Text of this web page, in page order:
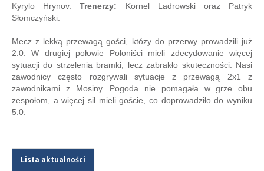
Kyrylo Hrynov.Trenerzy: Kornel Ladrowski oraz Patryk
Słomczyński.
Mecz z lekką przewagą gości, któzy do przerwy prowadzili już
2:0. W drugiej połowie Poloniści mieli zdecydowanie więcej
sytuacji do strzelenia bramki, lecz zabrakło skuteczności. Nasi
zawodnicy często rozgrywali sytuacje z przewagą 2x1 z
zawodnikami z Mosiny. Pogoda nie pomagała w grze obu
zespołom, a więcej sił mieli goście, co doprowadziło do wyniku
5:0.
Lista aktualności